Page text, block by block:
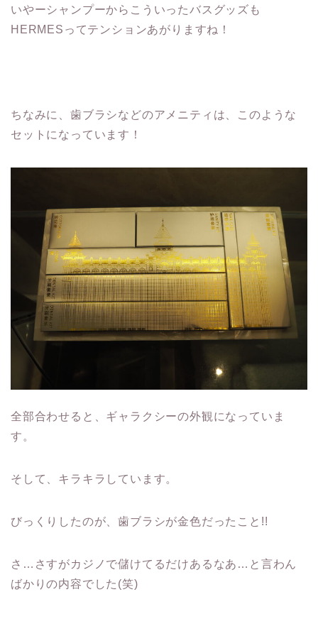
いやーシャンプーからこういったバスグッズも
HERMESってテンションあがりますね！
ちなみに、歯ブラシなどのアメニティは、このような
セットになっています！
全部合わせると、ギャラクシーの外観になっていま
す。
そして、キラキラしています。
びっくりしたのが、歯ブラシが金色だったこと!!
さ…さすがカジノで儲けてるだけあるなあ…と言わん
ばかりの内容でした(笑)